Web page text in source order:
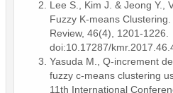
Lee S., Kim J. & Jeong Y.,
Fuzzy K-means
Review, 46(4), 1201-1226.
doi:10.17287/
Yasuda M., Q-increment
fuzzy c-means clustering
11th International